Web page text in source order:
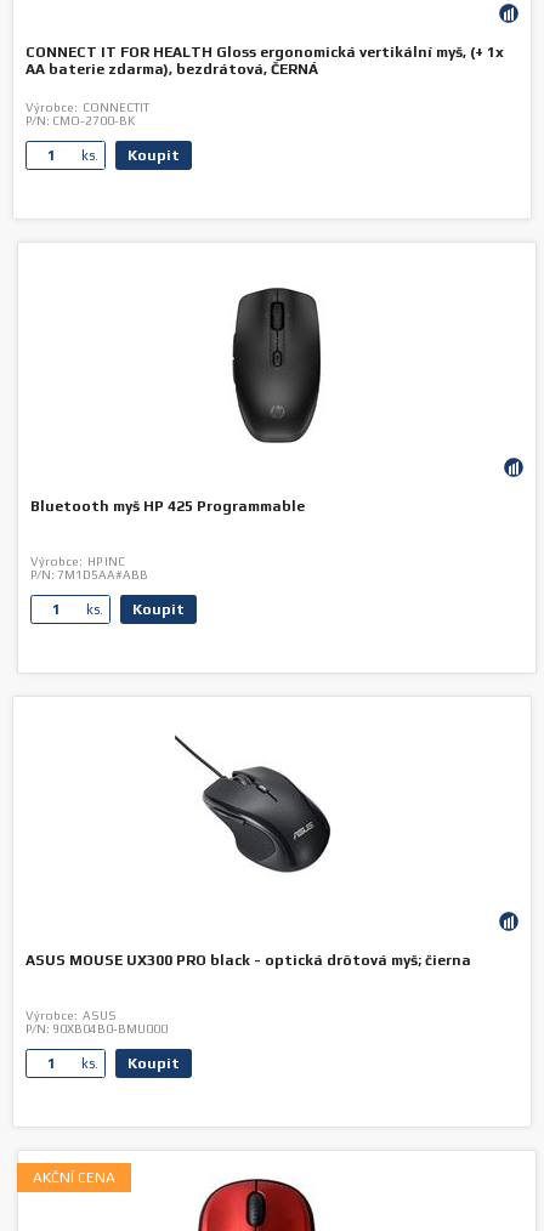
CONNECT IT FOR HEALTH Gloss ergonomická vertikální myš, (+ 1x
AA baterie zdarma), bezdrátová, ČERNÁ
Výrobce: CONNECTIT
P/N: CMO-2700-BK
ks. Koupit
Bluetooth myš HP 425 Programmable
Výrobce: HP INC
P/N: 7M1D5AA#ABB
ks. Koupit
ASUS MOUSE UX300 PRO black - optická drôtová myš; čierna
Výrobce: ASUS
P/N: 90XB04B0-BMU000
ks. Koupit
AKČNÍ CENA